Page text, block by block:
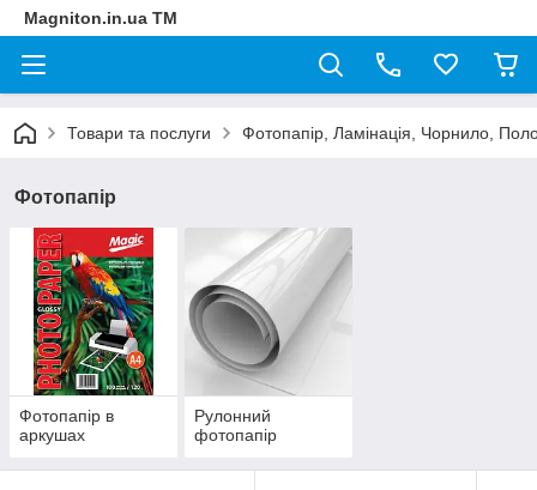
Magniton.in.ua ТМ
Товари та послуги Фотопапір, Ламінація, Чорнило,
Фотопапір
Фотопапір в
аркушах
Рулонний
фотопапір